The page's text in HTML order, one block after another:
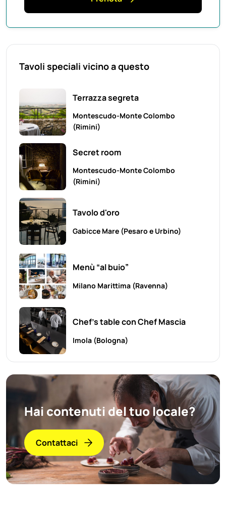
Tavoli speciali vicino a questo
Terrazza segreta
Montescudo-Monte Colombo
(Rimini)
Secret room
Montescudo-Monte Colombo
(Rimini)
Tavolo d'oro
Gabicce Mare (Pesaro e Urbino)
Menù “al buio”
Milano Marittima (Ravenna)
Chef's table con Chef Mascia
Imola (Bologna)
Hai contenuti del tuo locale?
Contattaci